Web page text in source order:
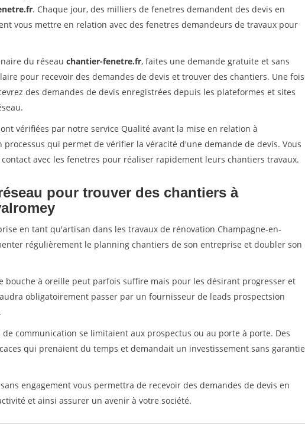
. Chaque jour, des milliers de fenetres demandent des devis en
vous mettre en relation avec des fenetres demandeurs de travaux pour
du réseau chantier-fenetre.fr, faites une demande gratuite et sans
pour recevoir des demandes de devis et trouver des chantiers. Une fois
des demandes de devis enregistrées depuis les plateformes et sites
vérifiées par notre service Qualité avant la mise en relation à
processus qui permet de vérifier la véracité d'une demande de devis. Vous
avec les fenetres pour réaliser rapidement leurs chantiers travaux.
pour trouver des chantiers à
en tant qu'artisan dans les travaux de rénovation Champagne-en-
régulièrement le planning chantiers de son entreprise et doubler son
bouche à oreille peut parfois suffire mais pour les désirant progresser et
obligatoirement passer par un fournisseur de leads prospectsion
communication se limitaient aux prospectus ou au porte à porte. Des
qui prenaient du temps et demandait un investissement sans garantie
engagement vous permettra de recevoir des demandes de devis en
et ainsi assurer un avenir à votre société.